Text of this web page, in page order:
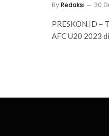
ByRedaksi 30
PRESKON.ID –
AFC U20 2023